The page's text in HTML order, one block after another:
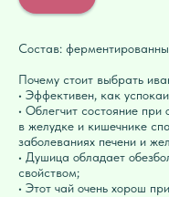
Состав:
Почему стоит выбрать
• Эффективен, как
• Облегчит состояние
в желудке и кишечнике
заболеваниях печени и
• Душица обладает
свойством;
• Этот чай очень хорош